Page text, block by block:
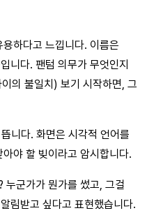
하다고 느낍니다. 이름은
니다. 팬텀 의무가 무엇인지
의 불일치) 보기 시작하면, 그
니다. 화면은 시각적 언어를
야 할 빚이라고 암시합니다.
누군가가 뭔가를 썼고, 그걸
림받고 싶다고 표현했습니다.